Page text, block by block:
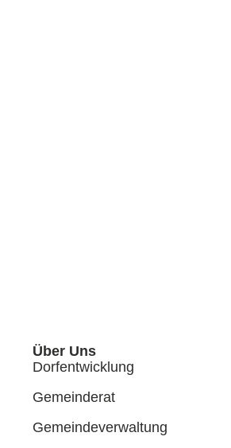
Über Uns
Dorfentwicklung
Gemeinderat
Gemeindeverwaltung